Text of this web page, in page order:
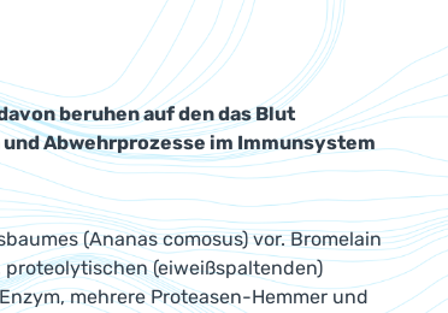
beruhen auf den das Blut
Abwehrprozesse im Immunsystem
(Ananas comosus) vor. Bromelain
(eiweißspaltenden)
mehrere Proteasen-Hemmer und